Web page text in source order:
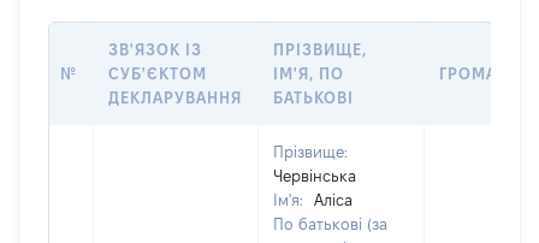
№
ЗВ'ЯЗОК ІЗ
СУБ'ЄКТОМ
ДЕКЛАРУВАННЯ
ПРІЗВИЩЕ,
ІМ'Я, ПО
БАТЬКОВІ
Прізвище:
Червінська
Ім'я:
Аліса
По батькові (за